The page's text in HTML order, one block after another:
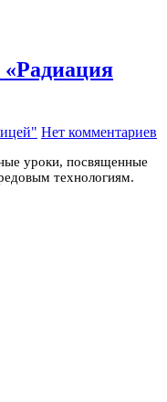
Нет комментариев
уроки, посвященные
технологиям.